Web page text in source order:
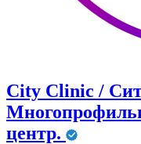
City Clinic /
центр.